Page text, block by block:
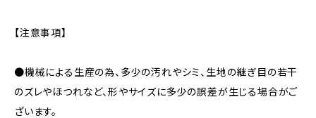
【注意事項】
●機械による生産の為、多少の汚れやシミ、生地の継ぎ目の若干
のズレやほつれなど、形やサイズに多少の誤差が生じる場合がご
ざいます。